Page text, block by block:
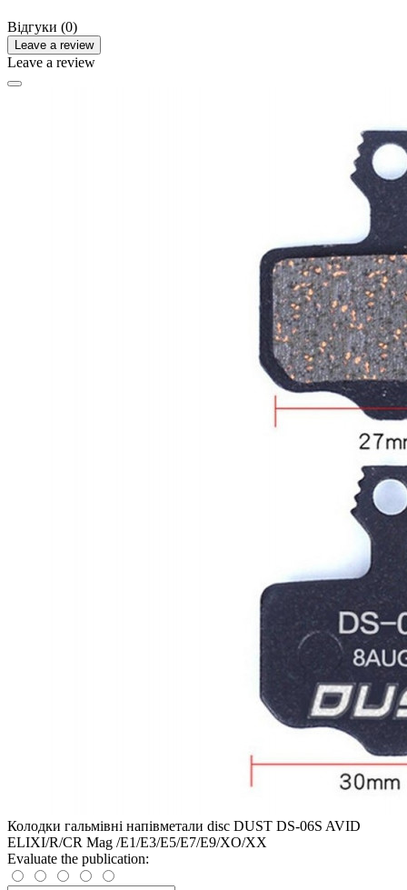
Відгуки (0)
Leave a review
Leave a review
Колодки гальмівні напівметали disc DUST DS-06S AVID
ELIXI/R/CR Mag /E1/E3/E5/E7/E9/XO/XX
Evaluate the publication: